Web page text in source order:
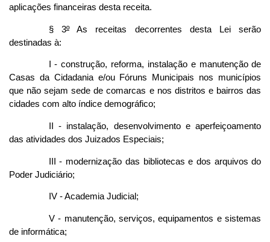
aplicações financeiras desta receita.
§ 3ºAs receitas decorrentes desta Lei serão
destinadas à:
I - construção, reforma, instalação e manutenção de
Casas da Cidadania e/ou Fóruns Municipais nos municípios
que não sejam sede de comarcas e nos distritos e bairros das
cidades com alto índice demográfico;
II - instalação, desenvolvimento e aperfeiçoamento
das atividades dos Juizados Especiais;
III - modernização das bibliotecas e dos arquivos do
Poder Judiciário;
IV - Academia Judicial;
V - manutenção, serviços, equipamentos e sistemas
de informática;